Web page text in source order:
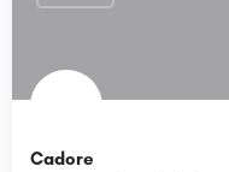
Cadore